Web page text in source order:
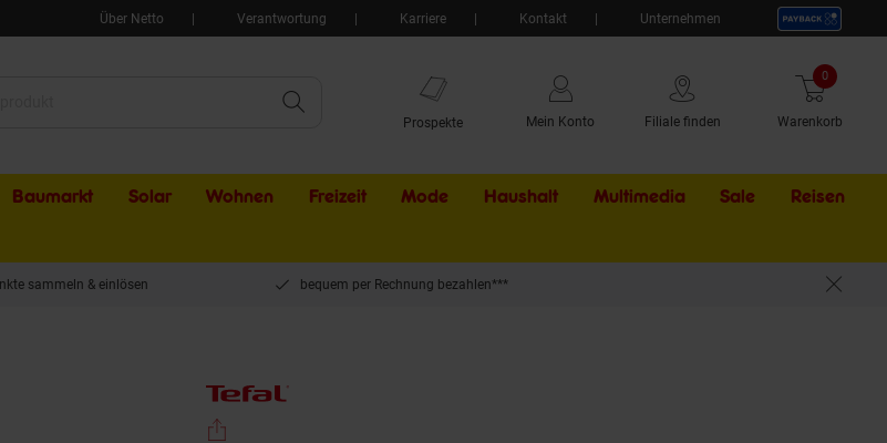
Über Netto Verantwortung Karriere Kontakt Unternehmen
Prospekte Mein Konto Filiale finden Warenkorb
0 Artikel
Baumarkt Solar Wohnen Freizeit Mode Haushalt Multimedia Sale Externer
Reisen
sammeln & einlösen bequem per Rechnung bezahlen***